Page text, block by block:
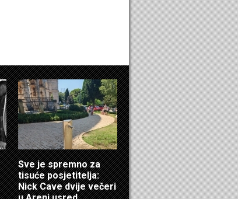
Sve je spremno za
tisuće posjetitelja:
Nick Cave dvije večeri